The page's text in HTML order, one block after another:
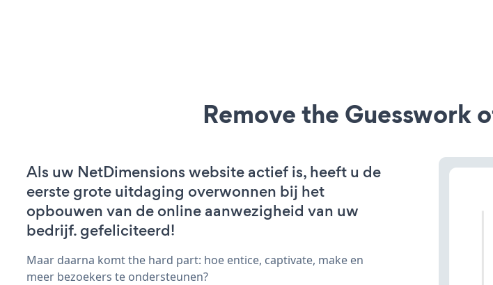
Remove the Guesswork
Als uw NetDimensions website actief is, heeft u de
eerste grote uitdaging overwonnen bij het
opbouwen van de online aanwezigheid van uw
bedrijf. gefeliciteerd!
Maar daarna komt the hard part: hoe entice, captivate, make en
meer bezoekers te ondersteunen?